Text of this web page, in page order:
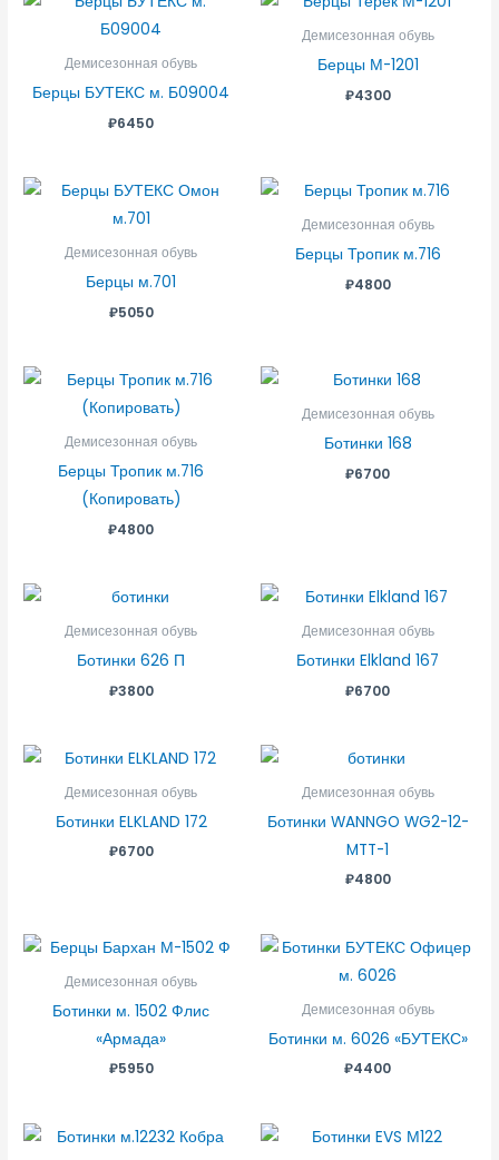
Демисезонная обувь
Берцы БУТЕКС м. Б09004
₽6450
Демисезонная обувь
Берцы М-1201
₽4300
Демисезонная обувь
Берцы м.701
₽5050
Демисезонная обувь
Берцы Тропик м.716
₽4800
Демисезонная обувь
Берцы Тропик м.716
(Копировать)
₽4800
Демисезонная обувь
Ботинки 168
₽6700
Демисезонная обувь
Ботинки 626 П
₽3800
Демисезонная обувь
Ботинки Elkland 167
₽6700
Демисезонная обувь
Ботинки ELKLAND 172
₽6700
Демисезонная обувь
Ботинки WANNGO WG2-12-
MTT-1
₽4800
Демисезонная обувь
Ботинки м. 1502 Флис
«Армада»
₽5950
Демисезонная обувь
Ботинки м. 6026 «БУТЕКС»
₽4400